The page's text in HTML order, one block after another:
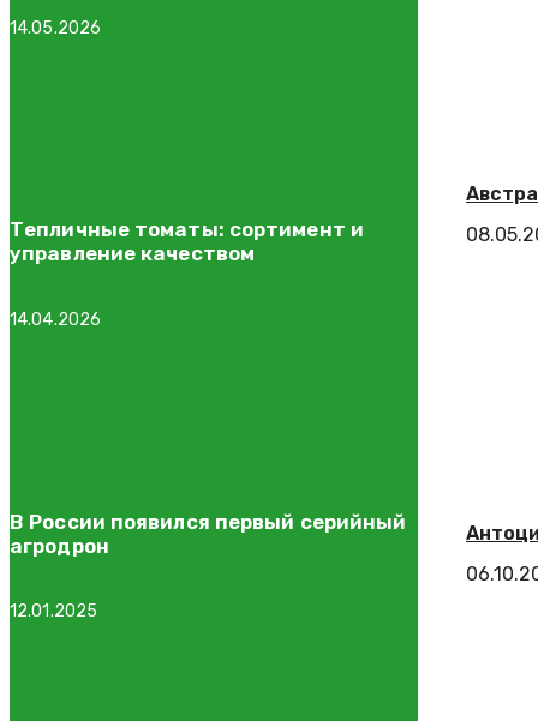
14.05.2026
Тепличные томаты: сортимент и
управление качеством
14.04.2026
В России появился первый серийный
агродрон
12.01.2025